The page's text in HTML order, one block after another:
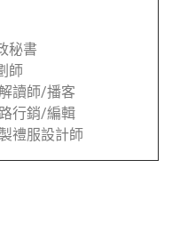
秘書
師
解讀師/播客
路行銷/編輯
製禮服設計師